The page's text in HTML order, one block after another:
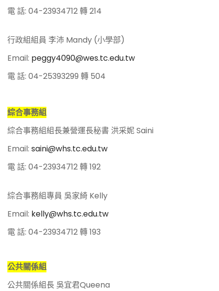
電 話: 04-23934712 轉 214
行政組組員 李沛 Mandy (小學部)
Email: peggy4090@wes.tc.edu.tw
電 話: 04-25393299 轉 504
綜合事務組
綜合事務組組長兼營運長秘書 洪采妮 Saini
Email: saini@whs.tc.edu.tw
電 話: 04-23934712 轉 192
綜合事務組專員 吳家綺 Kelly
Email: kelly@whs.tc.edu.tw
電 話: 04-23934712 轉 193
公共關係組
公共關係組長 吳宜君Queena